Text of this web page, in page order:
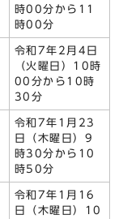
時00分から11
時00分
令和7年2月4日
（火曜日）10時
00分から10時
30分
令和7年1月23
日（木曜日）9
時30分から10
時50分
令和7年1月16
日（木曜日）10